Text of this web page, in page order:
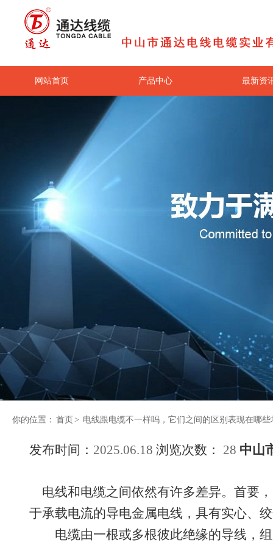
网站首页 产品中心 最新资
联系我们
你的位置： 首页 > 电线跟电缆不一样吗，它们之间的区别表现在哪些
发布时间： 2025.06.18 浏览次数： 28 中山
电线和电缆之间依然有许多差异。首要
于承载电流的导电金属电线，具有实心、
电缆由一根或多根彼此绝缘的导线，组